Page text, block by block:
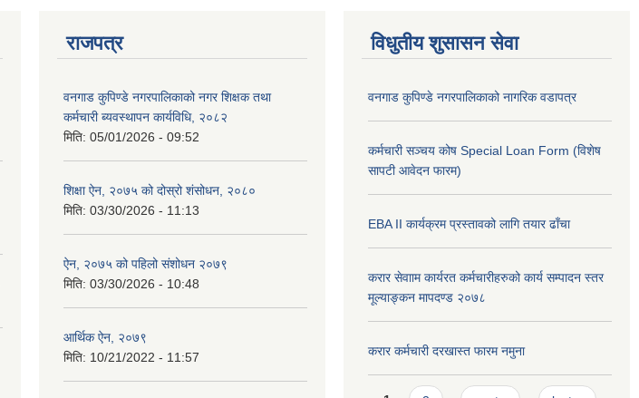
राजपत्र
वनगाड कुपिण्डे नगरपालिकाको नगर शिक्षक तथा
कर्मचारी ब्यवस्थापन कार्यविधि, २०८२
मिति: 05/01/2026 - 09:52
शिक्षा ऐन, २०७५ को दोस्रो शंसोधन, २०८०
मिति: 03/30/2026 - 11:13
ऐन, २०७५ को पहिलो संशोधन २०७९
मिति: 03/30/2026 - 10:48
आर्थिक ऐन, २०७९
मिति: 10/21/2022 - 11:57
विधुतीय शुसासन सेवा
वनगाड कुपिण्डे नगरपालिकाको नागरिक वडापत्र
कर्मचारी सञ्चय कोष Special Loan Form (विशेष
सापटी आवेदन फारम)
EBA II कार्यक्रम प्रस्तावको लागि तयार ढाँचा
करार सेवााम कार्यरत कर्मचारीहरुको कार्य सम्पादन स्तर
मूल्याङ्कन मापदण्ड २०७८
करार कर्मचारी दरखास्त फारम नमुना